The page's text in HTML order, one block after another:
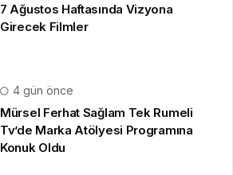
7 Ağustos Haftasında Vizyona
Girecek Filmler
4 gün önce
Mürsel Ferhat Sağlam Tek Rumeli
Tv’de Marka Atölyesi Programına
Konuk Oldu